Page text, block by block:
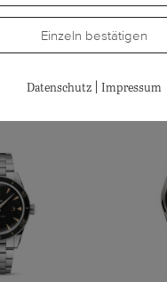
Premier
Einzeln bestätigen
Datenschutz| Impressum